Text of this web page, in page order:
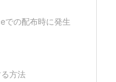
での配布時に発生
方法